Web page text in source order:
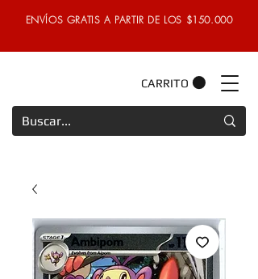
ENVÍOS GRATIS A PARTIR DE LOS $150.000
CARRITO